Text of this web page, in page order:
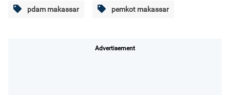
pdam makassar pemkot makassar
Advertisement